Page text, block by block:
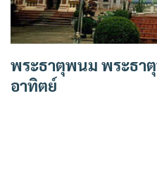
พระธาตุพนม พระธา
อาทิตย์